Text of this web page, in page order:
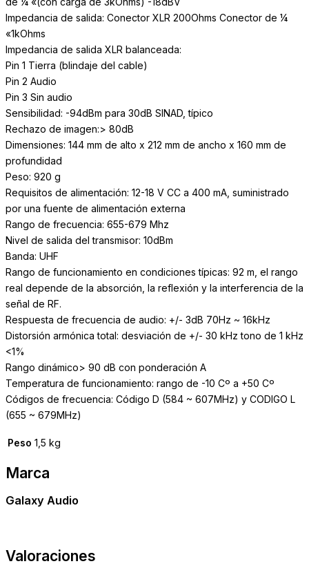
Impedancia de salida: Conector XLR 200Ohms Conector de ¼
«1kOhms
Impedancia de salida XLR balanceada:
Pin 1 Tierra (blindaje del cable)
Pin 2 Audio
Pin 3 Sin audio
Sensibilidad: -94dBm para 30dB SINAD, típico
Rechazo de imagen:> 80dB
Dimensiones: 144 mm de alto x 212 mm de ancho x 160 mm de
profundidad
Peso: 920 g
Requisitos de alimentación: 12-18 V CC a 400 mA, suministrado
por una fuente de alimentación externa
Rango de frecuencia: 655-679 Mhz
Nivel de salida del transmisor: 10dBm
Banda: UHF
Rango de funcionamiento en condiciones típicas: 92 m, el rango
real depende de la absorción, la reflexión y la interferencia de la
señal de RF.
Respuesta de frecuencia de audio: +/- 3dB 70Hz ~ 16kHz
Distorsión armónica total: desviación de +/- 30 kHz tono de 1 kHz
<1%
Rango dinámico> 90 dB con ponderación A
Temperatura de funcionamiento: rango de -10 Cº a +50 Cº
Códigos de frecuencia: Código D (584 ~ 607MHz) y CODIGO L
(655 ~ 679MHz)
Peso 1,5 kg
Marca
Galaxy Audio
Valoraciones